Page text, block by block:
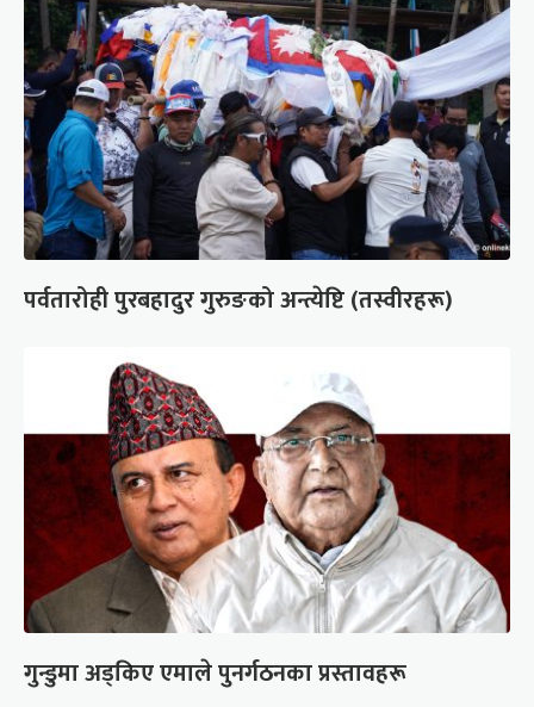
पर्वतारोही पुरबहादुर गुरुङको अन्त्येष्टि (तस्वीरहरू)
गुन्डुमा अड्किए एमाले पुनर्गठनका प्रस्तावहरू